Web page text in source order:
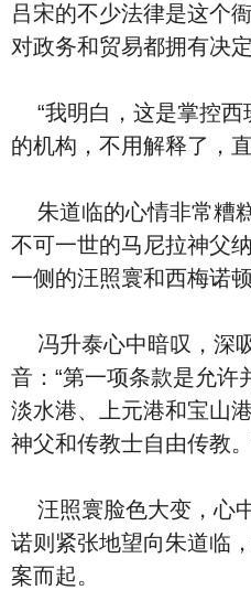
吕宋的不少法律是这个
对政务和贸易都拥有决
“我明白，这是掌控西
的机构，不用解释了，
朱道临的心情非常糟
不可一世的马尼拉神父
一侧的汪照寰和西梅诺
冯升泰心中暗叹，深
音：“第一项条款是允许
淡水港、上元港和宝山
神父和传教士自由传教
汪照寰脸色大变，心
诺则紧张地望向朱道临
案而起。